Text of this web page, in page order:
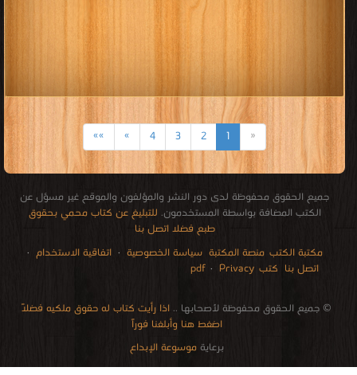
كتب تعليم مهارة القراءة و
الكتابة
قراءة و تحميل كتب في كتب تعليم مهارة القراءة و الكتابة مجانا
كتب منهج الرياضيات للصف
السادس الابتدائى المصرى
قراءة و تحميل كتب في كتب منهج الرياضيات للصف السادس الابتدائى المصرى